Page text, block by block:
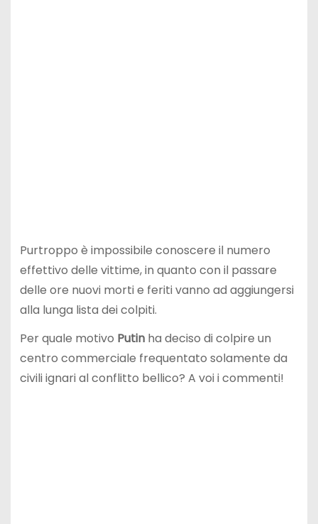
Purtroppo è impossibile conoscere il numero
effettivo delle vittime, in quanto con il passare
delle ore nuovi morti e feriti vanno ad aggiungersi
alla lunga lista dei colpiti.
Per quale motivo Putinha deciso di colpire un
centro commerciale frequentato solamente da
civili ignari al conflitto bellico? A voi i commenti!